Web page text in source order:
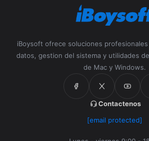
iBoysoft ofrece soluciones
datos, gestion del sistema y utilidades
de Mac y Windows.
Contactenos
[email protected]